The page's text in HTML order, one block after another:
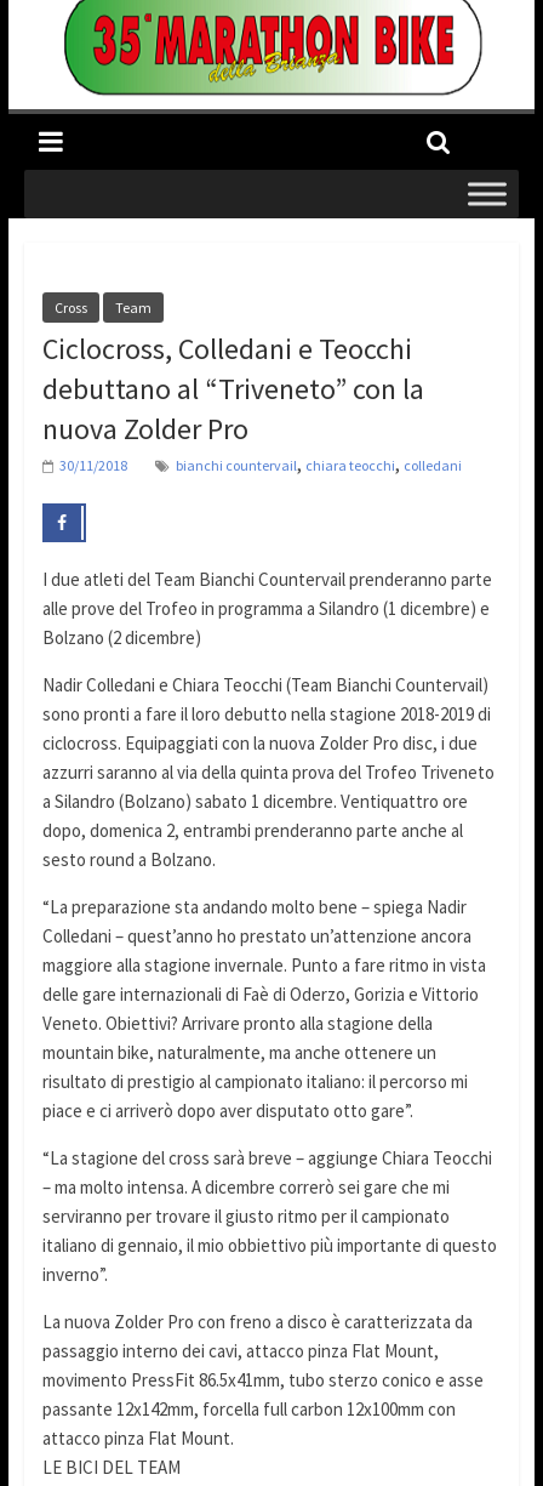
Cross Team
Ciclocross, Colledani e Teocchi
debuttano al “Triveneto” con la
nuova Zolder Pro
30/11/2018 bianchi countervail, chiara teocchi, colledani
I due atleti del Team Bianchi Countervail prenderanno parte
alle prove del Trofeo in programma a Silandro (1 dicembre) e
Bolzano (2 dicembre)
Nadir Colledani e Chiara Teocchi (Team Bianchi Countervail)
sono pronti a fare il loro debutto nella stagione 2018-2019 di
ciclocross. Equipaggiati con la nuova Zolder Pro disc, i due
azzurri saranno al via della quinta prova del Trofeo Triveneto
a Silandro (Bolzano) sabato 1 dicembre. Ventiquattro ore
dopo, domenica 2, entrambi prenderanno parte anche al
sesto round a Bolzano.
“La preparazione sta andando molto bene – spiega Nadir
Colledani – quest’anno ho prestato un’attenzione ancora
maggiore alla stagione invernale. Punto a fare ritmo in vista
delle gare internazionali di Faè di Oderzo, Gorizia e Vittorio
Veneto. Obiettivi? Arrivare pronto alla stagione della
mountain bike, naturalmente, ma anche ottenere un
risultato di prestigio al campionato italiano: il percorso mi
piace e ci arriverò dopo aver disputato otto gare”.
“La stagione del cross sarà breve – aggiunge Chiara Teocchi
– ma molto intensa. A dicembre correrò sei gare che mi
serviranno per trovare il giusto ritmo per il campionato
italiano di gennaio, il mio obbiettivo più importante di questo
inverno”.
La nuova Zolder Pro con freno a disco è caratterizzata da
passaggio interno dei cavi, attacco pinza Flat Mount,
movimento PressFit 86.5x41mm, tubo sterzo conico e asse
passante 12x142mm, forcella full carbon 12x100mm con
attacco pinza Flat Mount.
LE BICI DEL TEAM